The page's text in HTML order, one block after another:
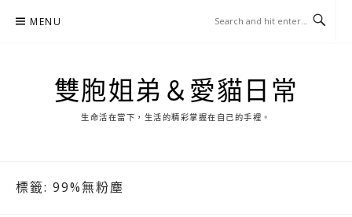
MENU
雙胞姐弟＆愛貓日常
生命活在當下，生活的精彩掌握在自己的手裡。
標籤: 99%無粉塵